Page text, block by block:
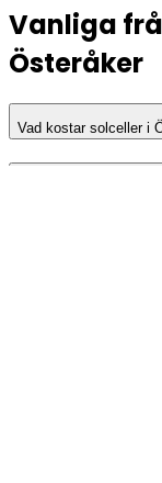
Vanliga
Österåker
Vad kostar solceller i